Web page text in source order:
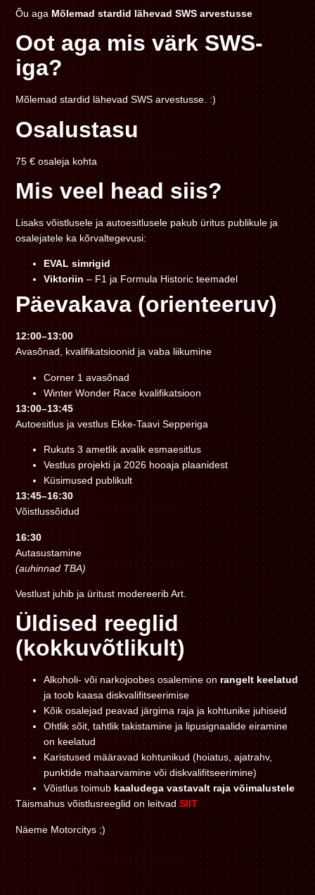
Õu aga Mõlemad stardid lähevad SWS arvestusse
Oot aga mis värk SWS-
iga?
Mõlemad stardid lähevad SWS arvestusse. :)
Osalustasu
75 € osaleja kohta
Mis veel head siis?
Lisaks võistlusele ja autoesitlusele pakub üritus publikule ja
osalejatele ka kõrvaltegevusi:
EVAL simrigid
Viktoriin – F1 ja Formula Historic teemadel
Päevakava (orienteeruv)
12:00–13:00
Avasõnad, kvalifikatsioonid ja vaba liikumine
Corner 1 avasõnad
Winter Wonder Race kvalifikatsioon
13:00–13:45
Autoesitlus ja vestlus Ekke-Taavi Sepperiga
Rukuts 3 ametlik avalik esmaesitlus
Vestlus projekti ja 2026 hooaja plaanidest
Küsimused publikult
13:45–16:30
Võistlussõidud
16:30
Autasustamine
(auhinnad TBA)
Vestlust juhib ja üritust modereerib Art.
Üldised reeglid
(kokkuvõtlikult)
Alkoholi- või narkojoobes osalemine on rangelt keelatud
ja toob kaasa diskvalifitseerimise
Kõik osalejad peavad järgima raja ja kohtunike juhiseid
Ohtlik sõit, tahtlik takistamine ja lipusignaalide eiramine
on keelatud
Karistused määravad kohtunikud (hoiatus, ajatrahv,
punktide mahaarvamine või diskvalifitseerimine)
Võistlus toimub kaaludega vastavalt raja võimalustele
Täismahus võistlusreeglid on leitvadSIIT
Näeme Motorcitys ;)